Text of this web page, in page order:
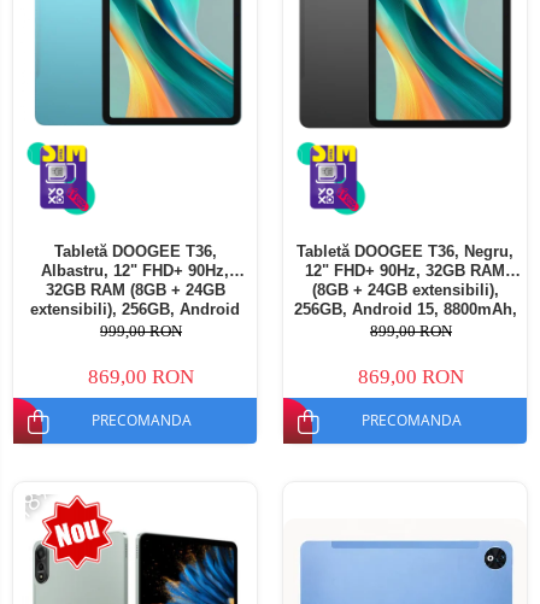
Tabletă DOOGEE T36,
Albastru, 12" FHD+ 90Hz,
32GB RAM (8GB + 24GB
extensibili), 256GB, Android
15, 8800mAh, Dual SIM
999,00 RON
869,00 RON
PRECOMANDA
Tabletă DOOGEE T36, Negru,
12" FHD+ 90Hz, 32GB RAM
(8GB + 24GB extensibili),
256GB, Android 15, 8800mAh,
Dual SIM
899,00 RON
869,00 RON
PRECOMANDA
-18%